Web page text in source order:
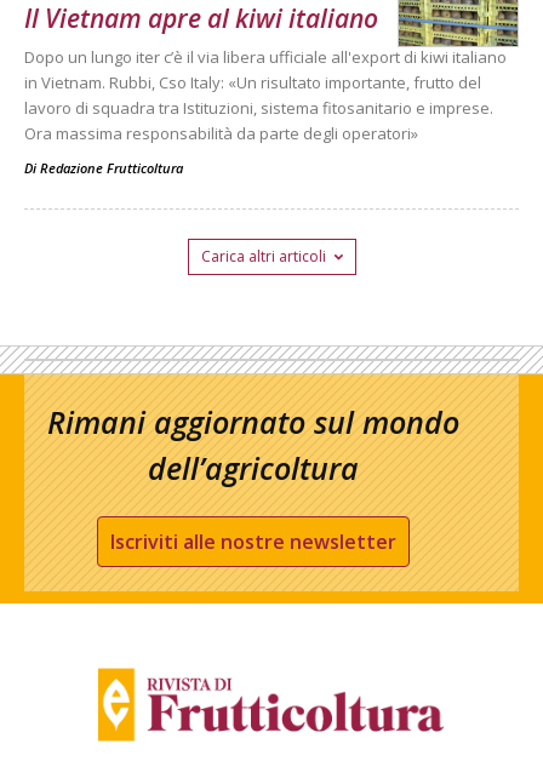
Il Vietnam apre al kiwi italiano
Dopo un lungo iter c’è il via libera ufficiale all'export di kiwi italiano
in Vietnam. Rubbi, Cso Italy: «Un risultato importante, frutto del
lavoro di squadra tra Istituzioni, sistema fitosanitario e imprese.
Ora massima responsabilità da parte degli operatori»
Di Redazione Frutticoltura
Carica altri articoli
Rimani aggiornato sul mondo
dell’agricoltura
Iscriviti alle nostre newsletter